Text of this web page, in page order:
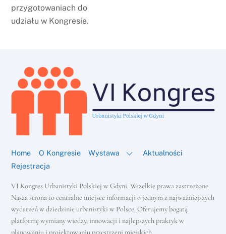
przygotowaniach do
udziału w Kongresie.
Home O Kongresie Wystawa
Aktualności
Rejestracja
VI Kongres Urbanistyki Polskiej w Gdyni. Wszelkie prawa zastrzeżone.
Nasza strona to centralne miejsce informacji o jednym z najważniejszych
wydarzeń w dziedzinie urbanistyki w Polsce. Oferujemy bogatą
platformę wymiany wiedzy, innowacji i najlepszych praktyk w
planowaniu i projektowaniu przestrzeni miejskich.